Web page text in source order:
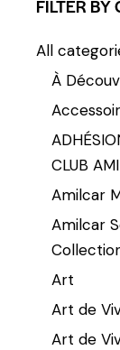
FILTER BY
All
À
CLUB
Amilcar
Amilcar
Art
Art de
Art de